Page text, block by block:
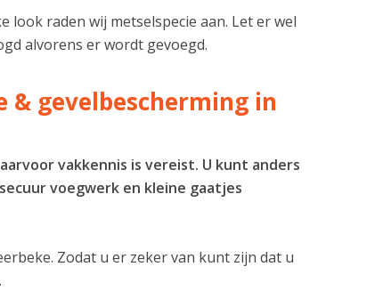
raden wij metselspecie aan. Let er wel
alvorens er wordt gevoegd.
& gevelbescherming in
vakkennis is vereist. U kunt anders
voegwerk en kleine gaatjes
Zodat u er zeker van kunt zijn dat u